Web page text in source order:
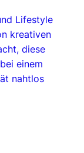
Lifestyle
kreativen
diese
einem
nahtlos